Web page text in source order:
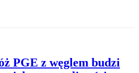
PGE z węglem budzi